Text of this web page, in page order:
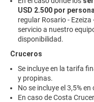
USD 2.500 por persona
regular Rosario -
servicio a nuestro
disponibilidad.
Cruceros
Se incluye en la tarifa
y propinas.
No se incluye el 3,5%
En caso de Costa